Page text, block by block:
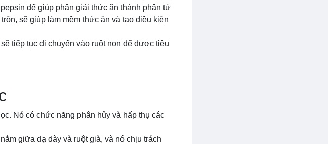
để giúp phân giải thức ăn thành phân tử
sẽ giúp làm mềm thức ăn và tạo điều kiện
tiếp tục di chuyển vào ruột non để được tiêu
Nó có chức năng phân hủy và hấp thụ các
giữa dạ dày và ruột già, và nó chịu trách